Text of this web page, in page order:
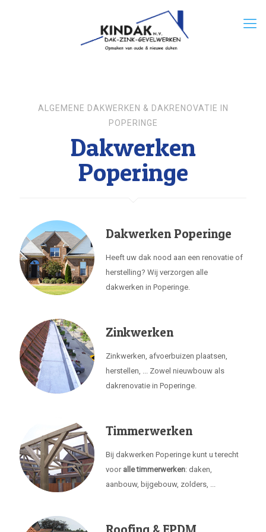
ALGEMENE DAKWERKEN & DAKRENOVATIE IN
POPERINGE
Dakwerken
Poperinge
Dakwerken Poperinge
Heeft uw dak nood aan een renovatie of
herstelling? Wij verzorgen alle
dakwerken in Poperinge.
Zinkwerken
Zinkwerken, afvoerbuizen plaatsen,
herstellen, ... Zowel nieuwbouw als
dakrenovatie in Poperinge.
Timmerwerken
Bij dakwerken Poperinge kunt u terecht
voor alle timmerwerken: daken,
aanbouw, bijgebouw, zolders, ...